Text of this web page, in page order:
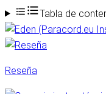
Tabla de
Reseña